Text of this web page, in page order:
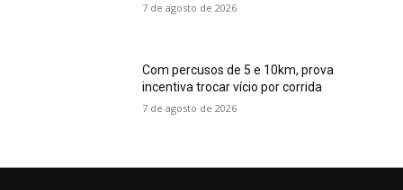
7 de agosto de 2026
Com percusos de 5 e 10km, prova
incentiva trocar vício por corrida
7 de agosto de 2026